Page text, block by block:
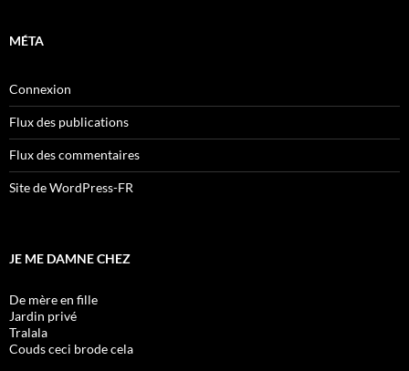
MÉTA
Connexion
Flux des publications
Flux des commentaires
Site de WordPress-FR
JE ME DAMNE CHEZ
De mère en fille
Jardin privé
Tralala
Couds ceci brode cela